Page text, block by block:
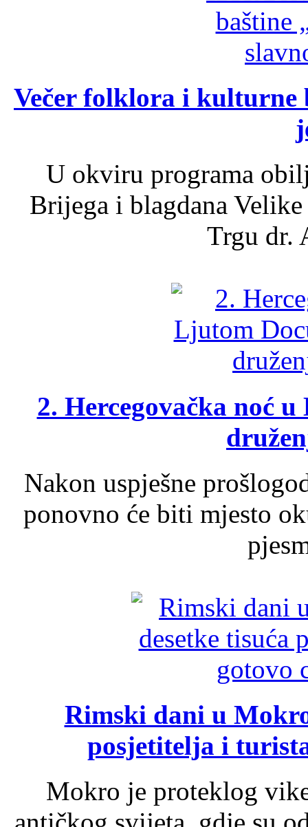
Večer folklora i kulturne
U okviru programa
Brijega i blagdana
Trgu dr.
2. Hercegovačka noć
Nakon uspješne
ponovno će biti mjesto
Rimski dani u
posjetitelja i
Mokro je proteklog